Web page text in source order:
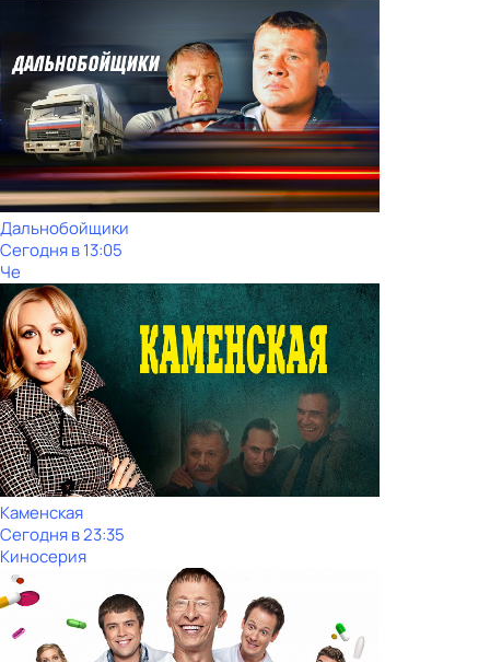
Дальнобойщики
Сегодня в 13:05
Че
Каменская
Сегодня в 23:35
Киносерия